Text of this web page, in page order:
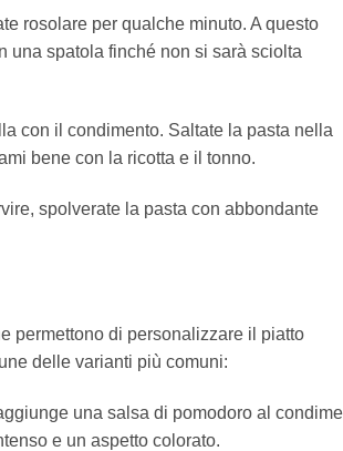
rosolare per qualche minuto. A questo
una spatola finché non si sarà sciolta
con il condimento. Saltate la pasta nella
bene con la ricotta e il tonno.
spolverate la pasta con abbondante
permettono di personalizzare il piatto
delle varianti più comuni:
una salsa di pomodoro al
e un aspetto colorato.